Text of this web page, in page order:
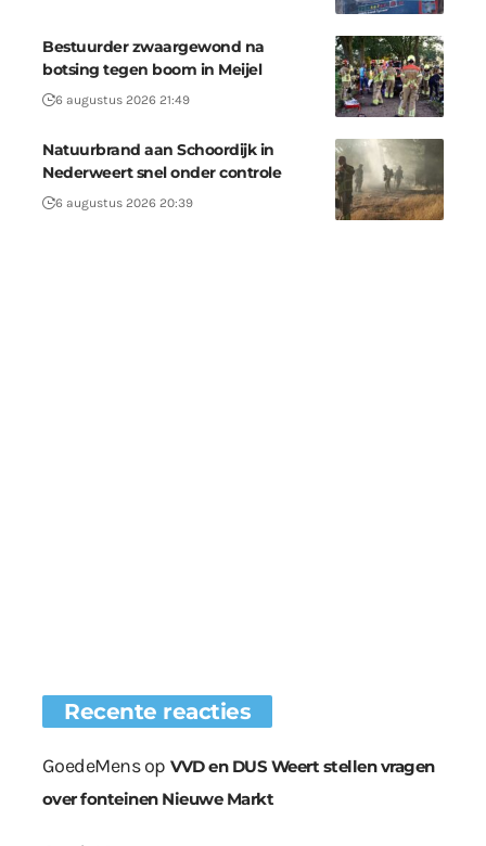
Bestuurder zwaargewond na
botsing tegen boom in Meijel
6 augustus 2026 21:49
Natuurbrand aan Schoordijk in
Nederweert snel onder controle
6 augustus 2026 20:39
Recente reacties
GoedeMensop VVD en DUS Weert stellen vragen
over fonteinen Nieuwe Markt